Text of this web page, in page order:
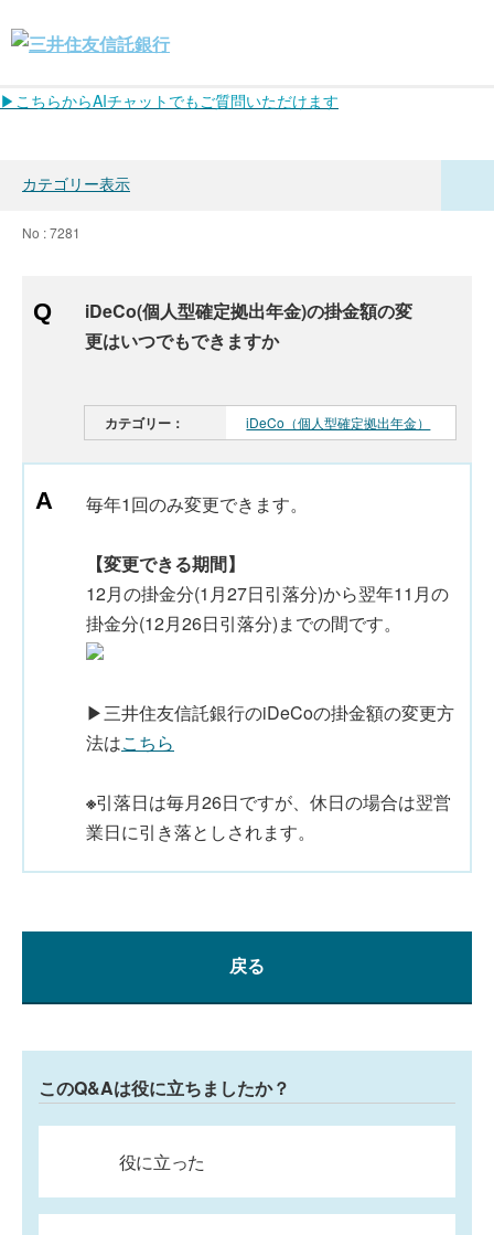
▶こちらからAIチャットでもご質問いただけます
カテゴリー表示
No : 7281
iDeCo(個人型確定拠出年金)の掛金額の変
更はいつでもできますか
カテゴリー： iDeCo（個人型確定拠出年金）
毎年1回のみ変更できます。
【変更できる期間】
12月の掛金分(1月27日引落分)から翌年11月の
掛金分(12月26日引落分)までの間です。
▶三井住友信託銀行のiDeCoの掛金額の変更方
法はこちら
※引落日は毎月26日ですが、休日の場合は翌営
業日に引き落としされます。
戻る
このQ&Aは役に立ちましたか？
役に立った